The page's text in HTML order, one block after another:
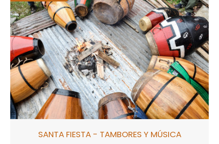
SANTA FIESTA - TAMBORES Y MÚSICA